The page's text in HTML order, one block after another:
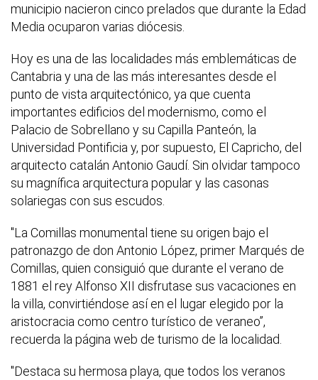
municipio nacieron cinco prelados que durante la Edad
Media ocuparon varias diócesis.
Hoy es una de las localidades más emblemáticas de
Cantabria y una de las más interesantes desde el
punto de vista arquitectónico, ya que cuenta
importantes edificios del modernismo, como el
Palacio de Sobrellano y su Capilla Panteón, la
Universidad Pontificia y, por supuesto, El Capricho, del
arquitecto catalán Antonio Gaudí. Sin olvidar tampoco
su magnífica arquitectura popular y las casonas
solariegas con sus escudos.
"La Comillas monumental tiene su origen bajo el
patronazgo de don Antonio López, primer Marqués de
Comillas, quien consiguió que durante el verano de
1881 el rey Alfonso XII disfrutase sus vacaciones en
la villa, convirtiéndose así en el lugar elegido por la
aristocracia como centro turístico de veraneo”,
recuerda la página web de turismo de la localidad.
"Destaca su hermosa playa, que todos los veranos